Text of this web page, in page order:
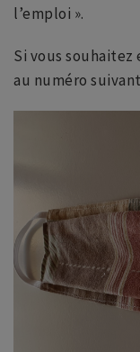
l’emploi ».
Si vous
au numéro suivant